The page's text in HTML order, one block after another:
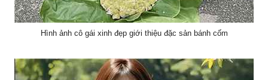
Hình ảnh cô gái xinh đẹp giới thiệu đặc sản bánh cốm